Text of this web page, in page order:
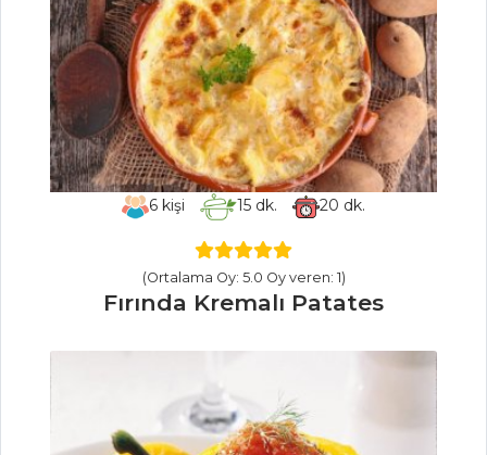
HAMUR İŞLERI
Elmalı Mini Paylar
PIRASALI BÖREK
MANTARLI PUF BÖREĞİ
Hamur İşleri Tüm Tarifleri
Barbunya
6kişi 15 dk. 20 dk.
(Ortalama Oy: 5.0 Oy veren: 1)
Fırında Kremalı Patates